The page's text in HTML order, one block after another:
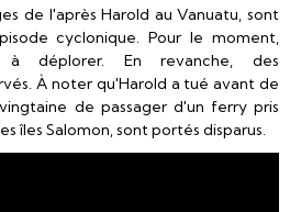
de l'après Harold au Vanuatu, sont
cyclonique. Pour le moment,
déplorer. En revanche, des
À noter qu'Harold a tué avant de
de passager d'un ferry pris
îles Salomon, sont portés disparus.